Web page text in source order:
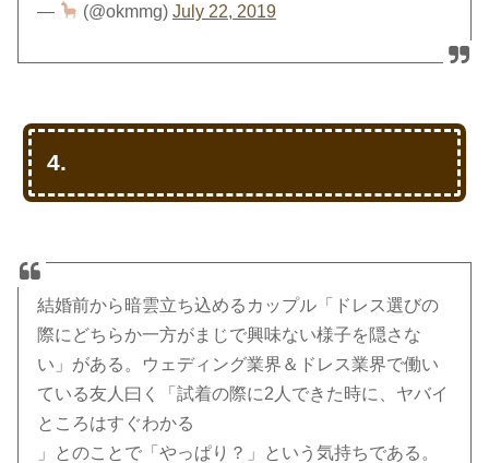
— (@okmmg) July 22, 2019
4.
結婚前から暗雲立ち込めるカップル「ドレス選びの
際にどちらか一方がまじで興味ない様子を隠さな
い」がある。ウェディング業界＆ドレス業界で働い
ている友人曰く「試着の際に2人できた時に、ヤバイ
ところはすぐわかる
」とのことで「やっぱり？」という気持ちである。